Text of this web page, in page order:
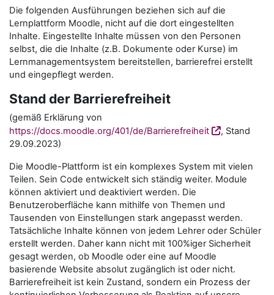
Die folgenden Ausführungen beziehen sich auf die
Lernplattform Moodle, nicht auf die dort eingestellten
Inhalte. Eingestellte Inhalte müssen von den Personen
selbst, die die Inhalte (z.B. Dokumente oder Kurse) im
Lernmanagementsystem bereitstellen, barrierefrei erstellt
und eingepflegt werden.
Stand der Barrierefreiheit
(gemäß Erklärung von
https://docs.moodle.org/401/de/Barrierefreiheit
, Stand
29.09.2023)
Die Moodle-Plattform ist ein komplexes System mit vielen
Teilen. Sein Code entwickelt sich ständig weiter. Module
können aktiviert und deaktiviert werden. Die
Benutzeroberfläche kann mithilfe von Themen und
Tausenden von Einstellungen stark angepasst werden.
Tatsächliche Inhalte können von jedem Lehrer oder Schüler
erstellt werden. Daher kann nicht mit 100%iger Sicherheit
gesagt werden, ob Moodle oder eine auf Moodle
basierende Website absolut zugänglich ist oder nicht.
Barrierefreiheit ist kein Zustand, sondern ein Prozess der